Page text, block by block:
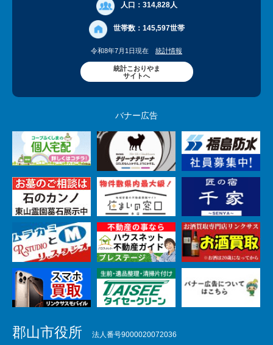
人口： 314,828人
世帯数： 145,597世帯
令和8年7月1日現在 統計情報
統計こおりやま
サイトへ
バナー広告
郡山市役所 法人番号9000020072036